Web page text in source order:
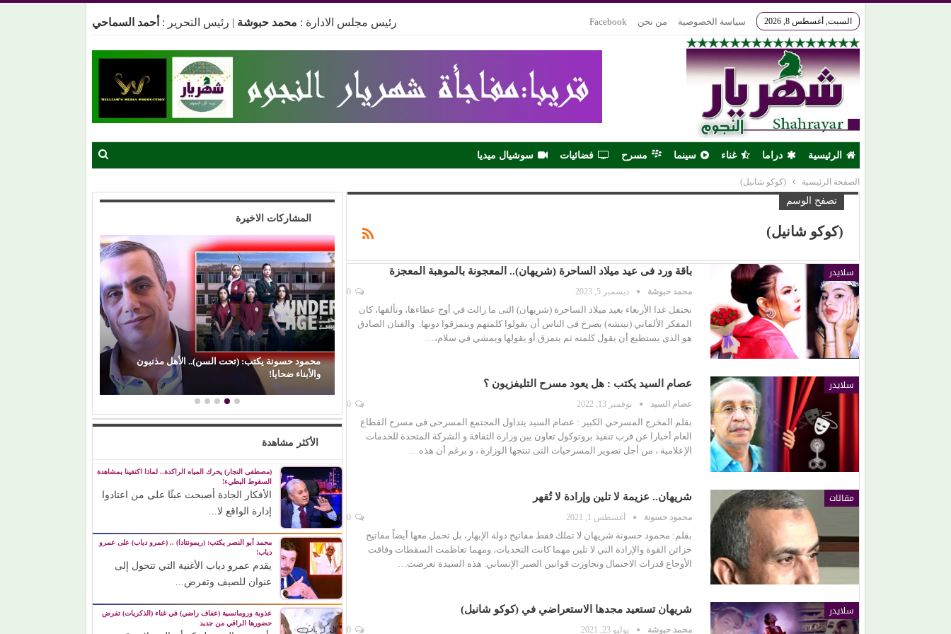
السبت, أغسطس 8, 2026 سياسة الخصوصية من نحن Facebook رئيس مجلس الادارة : محمد حبوشة | رئيس التحرير : أحمد السماحي
الرئيسية دراما غناء سينما مسرح فضائيات سوشيال ميديا
الصفحة الرئيسية (كوكو شانيل)
تصفح الوسم
(كوكو شانيل)
سلايدر باقة ورد فى عيد ميلاد الساحرة (شريهان).. المعجونة بالموهبة المعجزة
محمد حبوشة ديسمبر 5, 2023
نحتفل غدا الأربعاء بعيد ميلاد الساحرة (شريهان) التى ما زالت في أوج عطاءها، وتألقها، كان
المفكر الألماني (نيتشه) يصرخ فى الناس أن يقولوا كلمتهم ويتمزقوا دونها. والفنان الصادق
هو الذى يستطيع أن يقول كلمته ثم يتمزق أو يقولها ويمشي في سلام،…
سلايدر عصام السيد يكتب : هل يعود مسرح التليفزيون ؟
عصام السيد نوفمبر 13, 2022
بقلم المخرج المسرحي الكبير : عصام السيد يتداول المجتمع المسرحى فى مسرح القطاع
العام أخبارا عن قرب تنفيذ بروتوكول تعاون بين وزارة الثقافة و الشركة المتحدة للخدمات
الإعلامية ، من أجل تصوير المسرحيات التى تنتجها الوزارة ، و برغم أن هذه…
مقالات شريهان.. عزيمة لا تلين وإرادة لا تُقهر
محمود حسونة أغسطس 1, 2021
بقلم: محمود حسونة شريهان لا تملك فقط مفاتيح دولة الإبهار، بل تحمل معها أيضاً مفاتيح
خزائن القوة والإرادة التي لا تلين مهما كانت التحديات، ومهما تعاظمت السقطات وفاقت
الأوجاع قدرات الاحتمال وتجاوزت قوانين الصبر الإنساني. هذه السيدة تعرضت…
سلايدر شريهان تستعيد مجدها الاستعراضي في (كوكو شانيل)
محمد حبوشة يوليو 23, 2021
المشاركات الاخيرة
(هاني شنودة).. الغائب الذي سيقود افتتاح (مهرجان
محمود حسونة يكتب: (تحت السن).. الأهل مذنبون
والأبناء ضحايا!
الأكثر مشاهدة
(مصطفى النجار) يحرك المياه الراكدة.. لماذا اكتفينا بمشاهدة
السقوط البطيء!
الأفكار الجادة أصبحت عبئًا على من اعتادوا
إدارة الواقع لا...
محمد أبو النصر يكتب: (ريمونتادا) .. (عمرو دياب) على عمرو
دياب!
يقدم عمرو دياب الأغنية التي تتحول إلى
عنوان للصيف وتفرض...
عذوبة ورومانسية (عفاف راضي) في غناء (الذكريات) تفرض
حضورها الراقي من جديد